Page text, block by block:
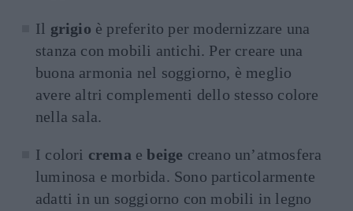
Il grigio è preferito per modernizzare una
stanza con mobili antichi. Per creare una
buona armonia nel soggiorno, è meglio
avere altri complementi dello stesso colore
nella sala.
I colori crema ebeige creano un’atmosfera
luminosa e morbida. Sono particolarmente
adatti in un soggiorno con mobili in legno